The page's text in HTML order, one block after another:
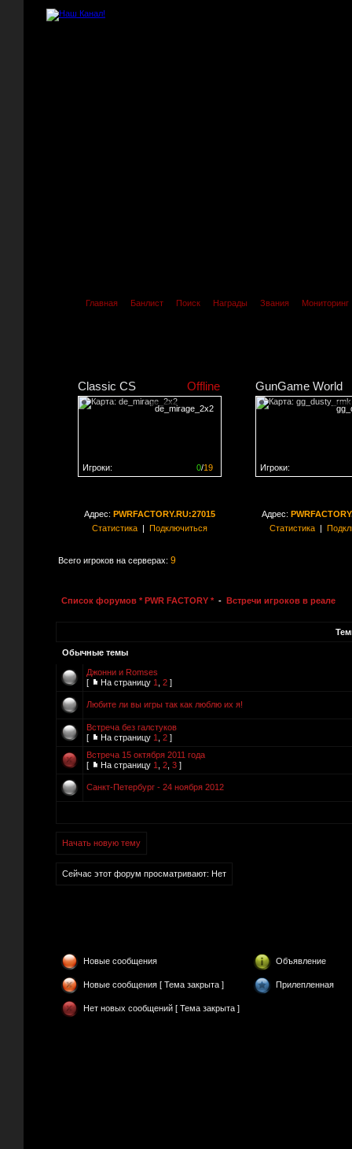
Главная Банлист Поиск Награды Звания Мониторинг
Classic CS Offline
de_mirage_2x2
0/19
Игроки:
GunGame World
Игроки:
Адрес: PWRFACTORY.RU:27015
Статистика| Подключиться
Адрес:
Статистика|
Всего игроков на серверах: 9
Список форумов * PWR FACTORY * - Встречи игроков в реале
Обычные темы
Джонни и Romses
[
На страницу 1 2 ]
Любите ли вы игры так как люблю их я!
Встреча без галстуков
[
На страницу 1 2 ]
Встреча 15 октября 2011 года
[
На страницу 1 2 3 ]
Санкт-Петербург - 24 ноября 2012
Начать новую тему
Сейчас этот форум просматривают: Нет
Новые сообщения Объявление
Новые сообщения [ Тема закрыта ] Прилепленная
Нет новых сообщений [ Тема закрыта ]